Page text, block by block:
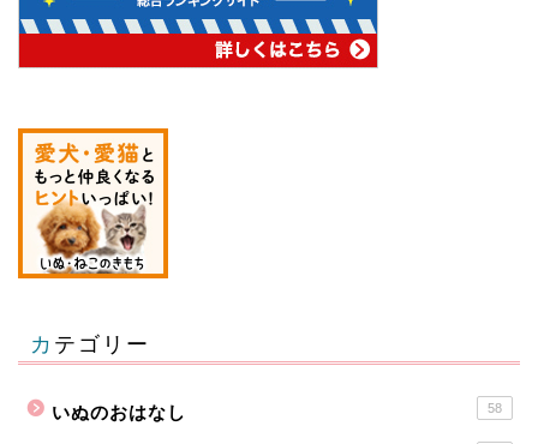
カテゴリー
いぬのおはなし 58